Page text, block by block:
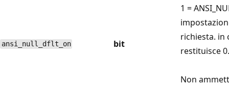
ansi_null_dflt_on bit
1 =
richiesta. in
restituisce 0.
Non